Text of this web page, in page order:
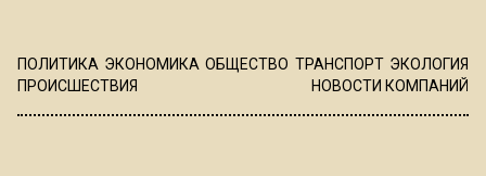
ПОЛИТИКА ЭКОНОМИКА ОБЩЕСТВО ТРАНСПОРТ ЭКОЛОГИЯ
ПРОИСШЕСТВИЯ
НОВОСТИ КОМПАНИЙ